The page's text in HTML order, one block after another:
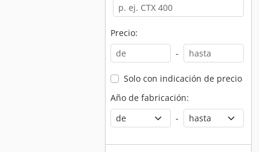
Precio:
-
Solo con indicación de precio
Año de fabricación:
-